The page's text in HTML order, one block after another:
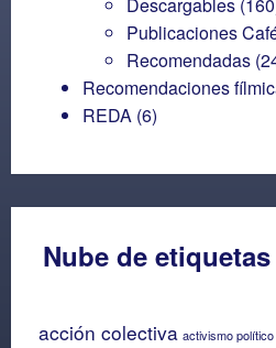
Descargables
Publicaciones
Recomendadas
Recomendaciones
REDA (6)
Nube de etiquetas
acción colectiva activismo político